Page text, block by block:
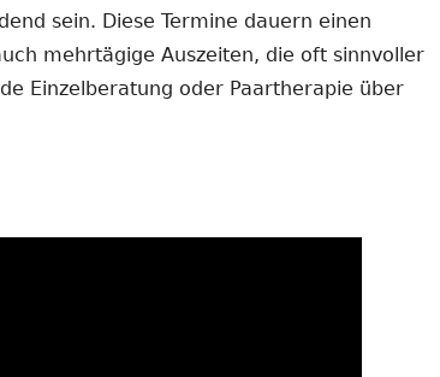
sein. Diese Termine dauern einen
mehrtägige Auszeiten, die oft sinnvoller
Einzelberatung oder Paartherapie über